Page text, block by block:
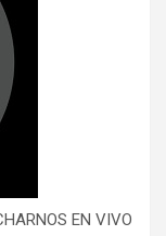
EN VIVO